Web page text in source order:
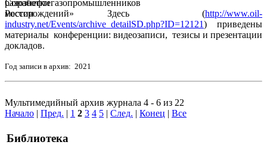
Союзнефтегазопромышленников
России Здесь (http://www.oil-
industry.net/Events/archive_detailSD.php?ID=12121) приведены
материалы конференции: видеозаписи, тезисы и презентации
докладов.
Год записи в архив: 2021
Мультимедийный архив журнала 4 - 6 из 22
Начало | Пред. | 1 2 3 4 5 | След. | Конец | Все
Библиотека